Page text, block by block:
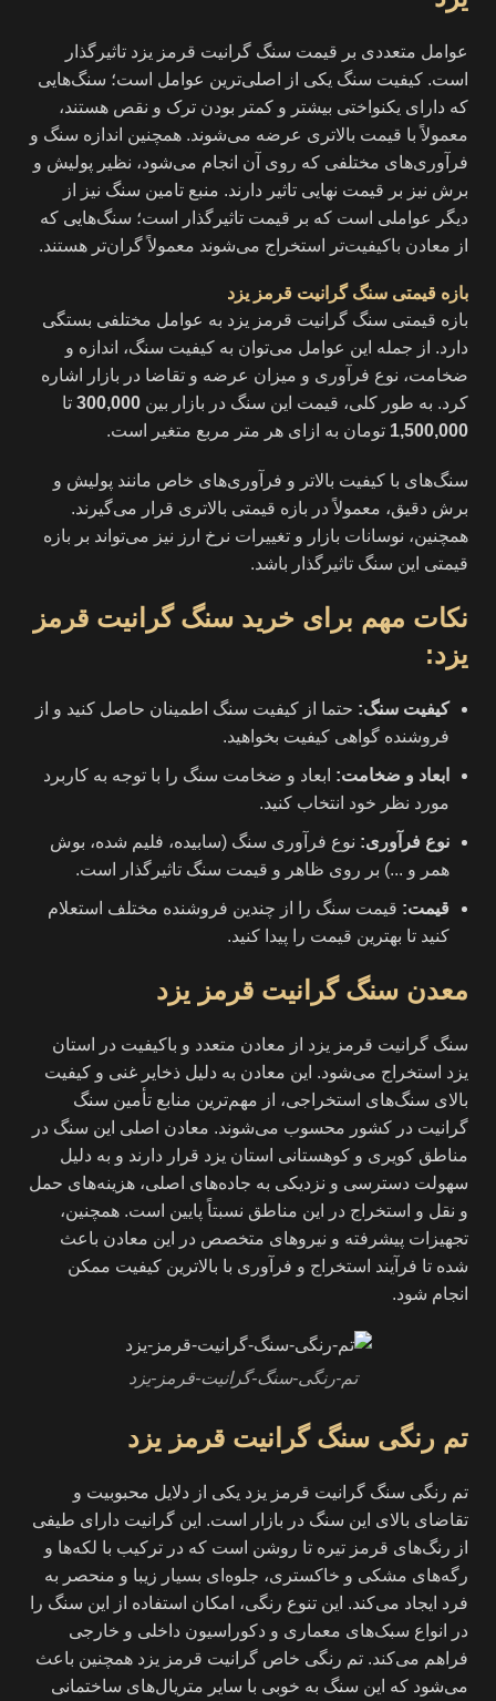
عوامل متعددی بر قیمت سنگ گرانیت قرمز یزد تاثیرگذار
است. کیفیت سنگ یکی از اصلی‌ترین عوامل است؛ سنگ‌هایی
که دارای یکنواختی بیشتر و کمتر بودن ترک و نقص هستند،
معمولاً با قیمت بالاتری عرضه می‌شوند. همچنین اندازه سنگ و
فرآوری‌های مختلفی که روی آن انجام می‌شود، نظیر پولیش و
برش نیز بر قیمت نهایی تاثیر دارند. منبع تامین سنگ نیز از
دیگر عواملی است که بر قیمت تاثیرگذار است؛ سنگ‌هایی که
از معادن باکیفیت‌تر استخراج می‌شوند معمولاً گران‌تر هستند.
بازه قیمتی سنگ گرانیت قرمز یزد
بازه قیمتی سنگ گرانیت قرمز یزد به عوامل مختلفی بستگی
دارد. از جمله این عوامل می‌توان به کیفیت سنگ، اندازه و
ضخامت، نوع فرآوری و میزان عرضه و تقاضا در بازار اشاره
کرد. به طور کلی، قیمت این سنگ در بازار بین 300,000 تا
1,500,000 تومان به ازای هر متر مربع متغیر است.
سنگ‌های با کیفیت بالاتر و فرآوری‌های خاص مانند پولیش و
برش دقیق، معمولاً در بازه قیمتی بالاتری قرار می‌گیرند.
همچنین، نوسانات بازار و تغییرات نرخ ارز نیز می‌تواند بر بازه
قیمتی این سنگ تاثیرگذار باشد.
نکات مهم برای خرید سنگ گرانیت قرمز
یزد:
کیفیت سنگ: حتما از کیفیت سنگ اطمینان حاصل کنید و از
فروشنده گواهی کیفیت بخواهید.
ابعاد و ضخامت: ابعاد و ضخامت سنگ را با توجه به کاربرد
مورد نظر خود انتخاب کنید.
نوع فرآوری: نوع فرآوری سنگ (سابیده، فلیم شده، بوش
همر و ...) بر روی ظاهر و قیمت سنگ تاثیرگذار است.
قیمت: قیمت سنگ را از چندین فروشنده مختلف استعلام
کنید تا بهترین قیمت را پیدا کنید.
معدن سنگ گرانیت قرمز یزد
سنگ گرانیت قرمز یزد از معادن متعدد و باکیفیت در استان
یزد استخراج می‌شود. این معادن به دلیل ذخایر غنی و کیفیت
بالای سنگ‌های استخراجی، از مهم‌ترین منابع تأمین سنگ
گرانیت در کشور محسوب می‌شوند. معادن اصلی این سنگ در
مناطق کویری و کوهستانی استان یزد قرار دارند و به دلیل
سهولت دسترسی و نزدیکی به جاده‌های اصلی، هزینه‌های حمل
و نقل و استخراج در این مناطق نسبتاً پایین است. همچنین،
تجهیزات پیشرفته و نیروهای متخصص در این معادن باعث
شده تا فرآیند استخراج و فرآوری با بالاترین کیفیت ممکن
انجام شود.
تم-رنگی-سنگ-گرانیت-قرمز-یزد
تم رنگی سنگ گرانیت قرمز یزد
تم رنگی سنگ گرانیت قرمز یزد یکی از دلایل محبوبیت و
تقاضای بالای این سنگ در بازار است. این گرانیت دارای طیفی
از رنگ‌های قرمز تیره تا روشن است که در ترکیب با لکه‌ها و
رگه‌های مشکی و خاکستری، جلوه‌ای بسیار زیبا و منحصر به
فرد ایجاد می‌کند. این تنوع رنگی، امکان استفاده از این سنگ را
در انواع سبک‌های معماری و دکوراسیون داخلی و خارجی
فراهم می‌کند. تم رنگی خاص گرانیت قرمز یزد همچنین باعث
می‌شود که این سنگ به خوبی با سایر متریال‌های ساختمانی